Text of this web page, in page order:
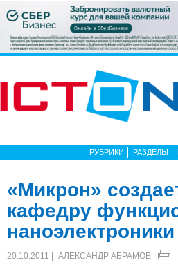
РУБРИКИ РАЗДЕЛЫ
«Микрон»
кафедру
20.10.2011 | АЛЕКСАНДР АБРАМОВ